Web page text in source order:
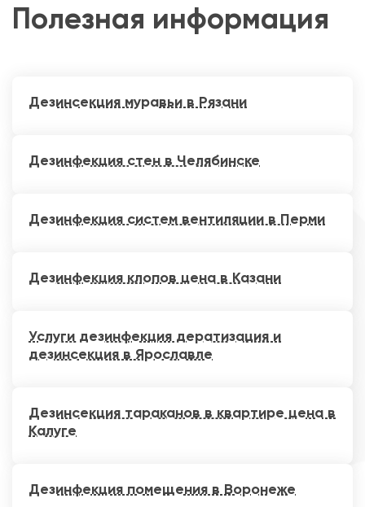
Полезная информация
Дезинсекция муравьи в Рязани
Дезинфекция стен в Челябинске
Дезинфекция систем вентиляции в Перми
Дезинфекция клопов цена в Казани
Услуги дезинфекция дератизация и
дезинсекция в Ярославле
Дезинсекция тараканов в квартире цена в
Калуге
Дезинфекция помещения в Воронеже